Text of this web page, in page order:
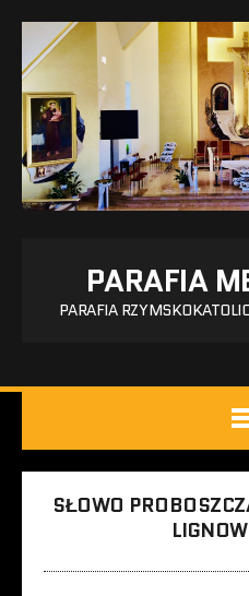
PARAFIA
PARAFIA
SŁOWO